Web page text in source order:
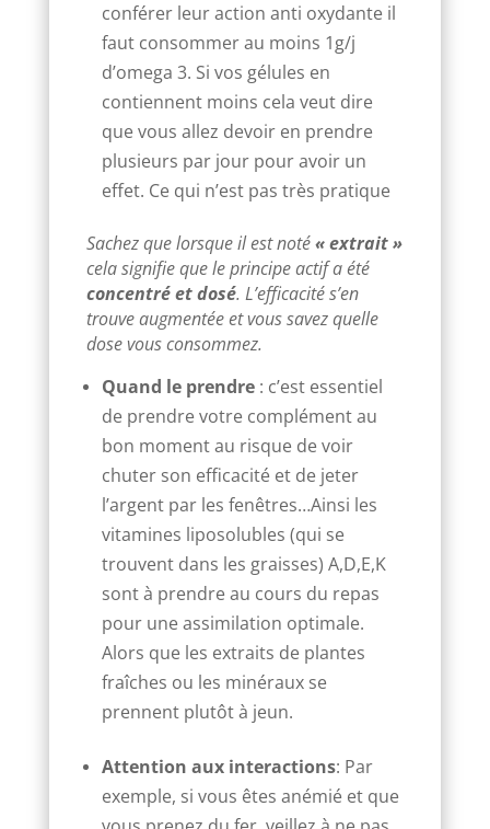
conférer leur action anti oxydante il
faut consommer au moins 1g/j
d’omega 3. Si vos gélules en
contiennent moins cela veut dire
que vous allez devoir en prendre
plusieurs par jour pour avoir un
effet. Ce qui n’est pas très pratique
Sachez que lorsque il est noté« extrait »
cela signifie que le principe actif a été
concentré et dosé. L’efficacité s’en
trouve augmentée et vous savez quelle
dose vous consommez.
Quand le prendre: c’est essentiel
de prendre votre complément au
bon moment au risque de voir
chuter son efficacité et de jeter
l’argent par les fenêtres…Ainsi les
vitamines liposolubles (qui se
trouvent dans les graisses) A,D,E,K
sont à prendre au cours du repas
pour une assimilation optimale.
Alors que les extraits de plantes
fraîches ou les minéraux se
prennent plutôt à jeun.
Attention aux interactions: Par
exemple, si vous êtes anémié et que